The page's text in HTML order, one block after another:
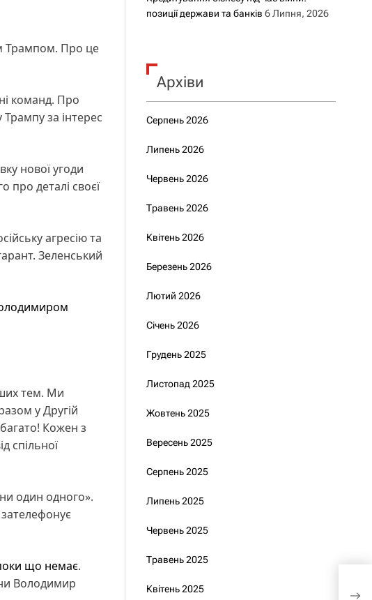
Трампом. Про це
команд. Про
за інтерес
нової угоди
про деталі своєї
агресію та
Зеленський
тем. Ми
у Другій
Кожен з
спільної
один одного».
що немає.
Володимир
позиції держави та банків 6 Липня, 2026
Архіви
Серпень 2026
Липень 2026
Червень 2026
Травень 2026
Квітень 2026
Березень 2026
Лютий 2026
Січень 2026
Грудень 2025
Листопад 2025
Жовтень 2025
Вересень 2025
Серпень 2025
Липень 2025
Червень 2025
Травень 2025
Квітень 2025
про